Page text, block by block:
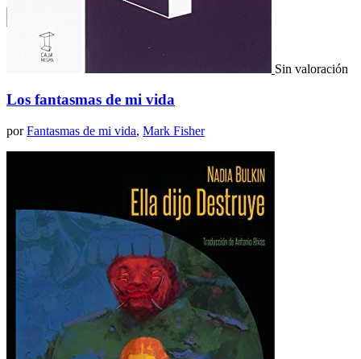
Sin valoración
Los fantasmas de mi vida
porFantasmas de mi vida, Mark Fisher